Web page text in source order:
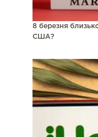
8 березня
США?